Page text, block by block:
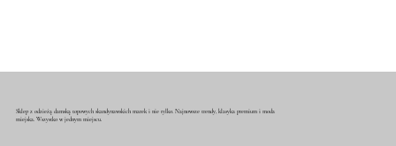
Sklep z odzieżą damską topowych skandynawskich marek i nie tylko. Najnowsze trendy, klasyka premium i moda
miejska. Wszystko w jednym miejscu.